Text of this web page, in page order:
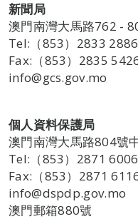
新聞局
澳門南灣大馬路762 -
Tel:（853）2833 2886
Fax:（853）2835
info@gcs.gov.mo
個人資料保護局
澳門南灣大馬路804號
Tel:（853）2871 6006
Fax:（853）2871
info@dspdp.gov.mo
澳門郵箱880號